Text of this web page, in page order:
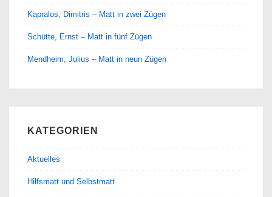
Kapralos, Dimitris – Matt in zwei Zügen
Schütte, Ernst – Matt in fünf Zügen
Mendheim, Julius – Matt in neun Zügen
KATEGORIEN
Aktuelles
Hilfsmatt und Selbstmatt